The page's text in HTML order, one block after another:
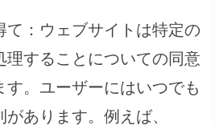
：ウェブサイトは特定の
理することについての同意
す。ユーザーにはいつでも
あります。例えば、